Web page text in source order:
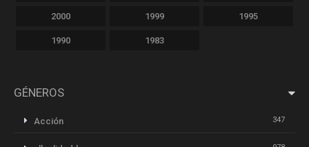
2000 1999 1995
1990 1983
GÉNEROS
Acción 347